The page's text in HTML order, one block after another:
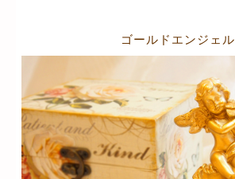
ゴールドエンジェル